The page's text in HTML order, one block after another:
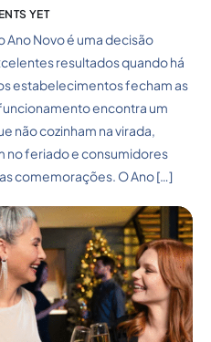
YET
Ano Novo é uma decisão
resultados quando há
estabelecimentos fecham as
encontra um
não cozinham na virada,
no feriado e consumidores
comemorações. O Ano […]